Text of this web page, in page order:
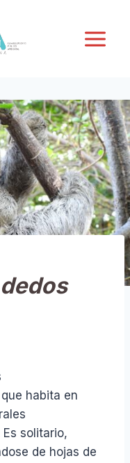
habita en
solitario,
de hojas de